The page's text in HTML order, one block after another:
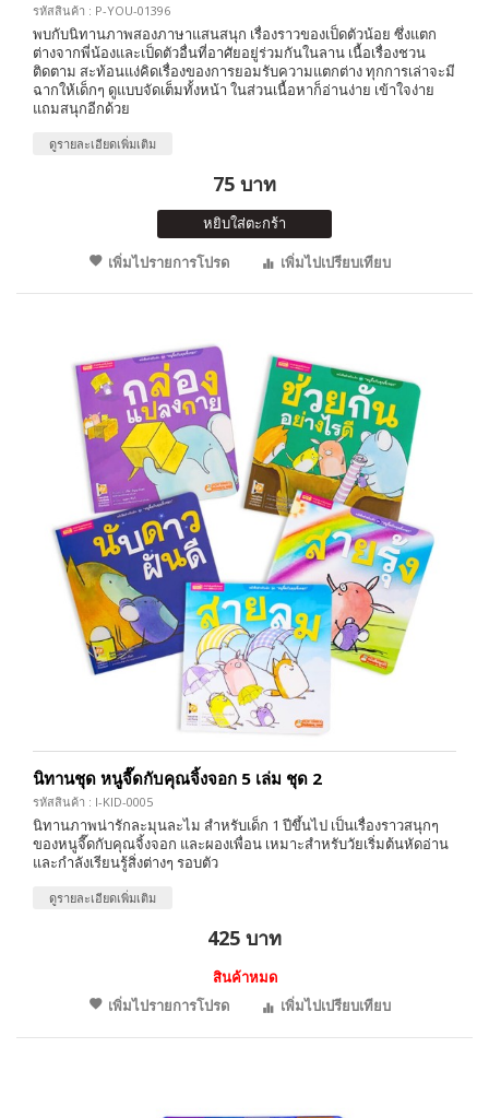
รหัสสินค้า : P-YOU-01396
พบกับนิทานภาพสองภาษาแสนสนุก เรื่องราวของเป็ดตัวน้อย ซึ่งแตก
ต่างจากพี่น้องและเป็ดตัวอื่นที่อาศัยอยู่ร่วมกันในลาน เนื้อเรื่องชวน
ติดตาม สะท้อนแง่คิดเรื่องของการยอมรับความแตกต่าง ทุกการเล่าจะมี
ฉากให้เด็กๆ ดูแบบจัดเต็มทั้งหน้า ในส่วนเนื้อหาก็อ่านง่าย เข้าใจง่าย
แถมสนุกอีกด้วย
ดูรายละเอียดเพิ่มเติม
75 บาท
หยิบใส่ตะกร้า
เพิ่มไปรายการโปรด
เพิ่มไปเปรียบเทียบ
นิทานชุด หนูจี๊ดกับคุณจิ้งจอก 5 เล่ม ชุด 2
รหัสสินค้า : I-KID-0005
นิทานภาพน่ารักละมุนละไม สำหรับเด็ก 1 ปีขึ้นไป เป็นเรื่องราวสนุกๆ
ของหนูจี๊ดกับคุณจิ้งจอก และผองเพื่อน เหมาะสำหรับวัยเริ่มต้นหัดอ่าน
และกำลังเรียนรู้สิ่งต่างๆ รอบตัว
ดูรายละเอียดเพิ่มเติม
425 บาท
สินค้าหมด
เพิ่มไปรายการโปรด
เพิ่มไปเปรียบเทียบ